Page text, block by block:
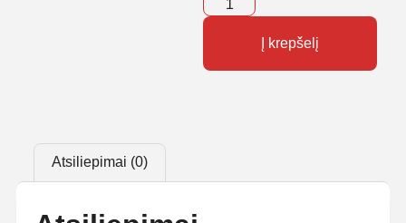
Į krepšelį
Atsiliepimai (0)